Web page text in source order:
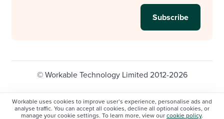
Workable uses cookies to improve user’s experience, personalise ads and
analyse traffic. You can accept all cookies, decline all optional cookies, or
manage your cookie settings. To learn more, view our cookie policy.
© Workable Technology Limited 2012-2026
Privacy policy
Cookie Settings
Do not sell/share my personal information